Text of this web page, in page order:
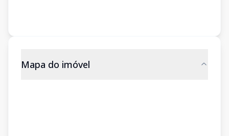
Mapa do imóvel